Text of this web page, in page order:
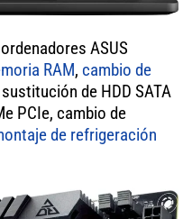
ASUS
RAM, cambio de
de HDD SATA
PCIe, cambio de
de refrigeración